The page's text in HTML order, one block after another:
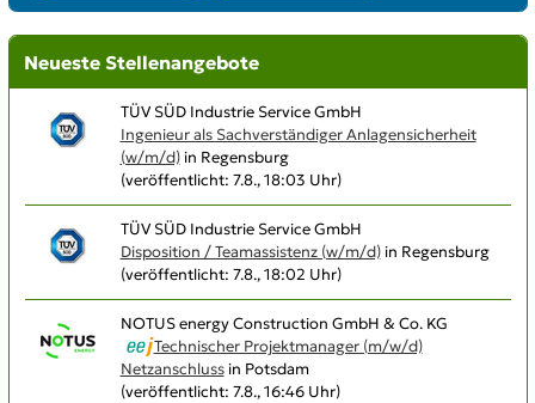
Neueste Stellenangebote
TÜV SÜD Industrie Service GmbH
Ingenieur als Sachverständiger Anlagensicherheit
(w/m/d)in Regensburg
(veröffentlicht: 7.8., 18:03 Uhr)
TÜV SÜD Industrie Service GmbH
Disposition / Teamassistenz (w/m/d)in Regensburg
(veröffentlicht: 7.8., 18:02 Uhr)
NOTUS energy Construction GmbH & Co. KG
Technischer Projektmanager (m/w/d)
Netzanschlussin Potsdam
(veröffentlicht: 7.8., 16:46 Uhr)